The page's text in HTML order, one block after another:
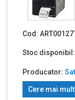
Cod:
Stoc disponibil:
Producator:
Cere mai